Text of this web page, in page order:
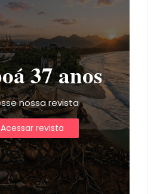
37 anos
nossa revista
Acessar revista